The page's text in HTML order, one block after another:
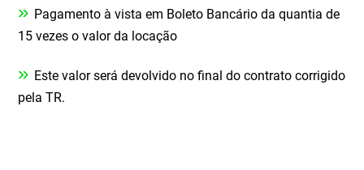
» Pagamento à vista em Boleto Bancário da quantia de
15 vezes o valor da locação
» Este valor será devolvido no final do contrato corrigido
pela TR.